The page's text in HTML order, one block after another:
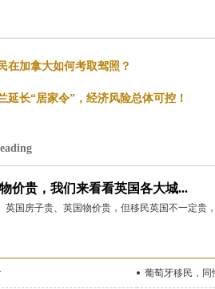
在加拿大如何考取驾照？
延长“居家令”，经济风险总体可控！
价贵，我们来看看英国各大城...
英国房子贵、英国物价贵，但移民英国不一定贵
葡萄牙移民，同